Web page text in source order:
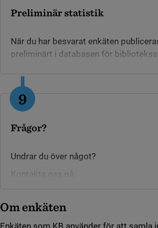
Preliminär statistik
När du har besvarat enkäten
preliminärt i databasen för
som lämnats in.
Frågor?
9
Undrar du över något?
Kontakta oss på:
Om enkäten